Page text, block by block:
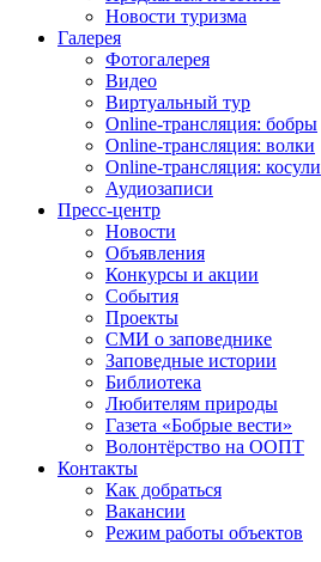
Новости туризма
Галерея
Фотогалерея
Видео
Виртуальный тур
Online-трансляция: бобры
Online-трансляция: волки
Online-трансляция: косули
Аудиозаписи
Пресс-центр
Новости
Объявления
Конкурсы и акции
События
Проекты
СМИ о заповеднике
Заповедные истории
Библиотека
Любителям природы
Газета «Бобрые вести»
Волонтёрство на ООПТ
Контакты
Как добраться
Вакансии
Режим работы объектов